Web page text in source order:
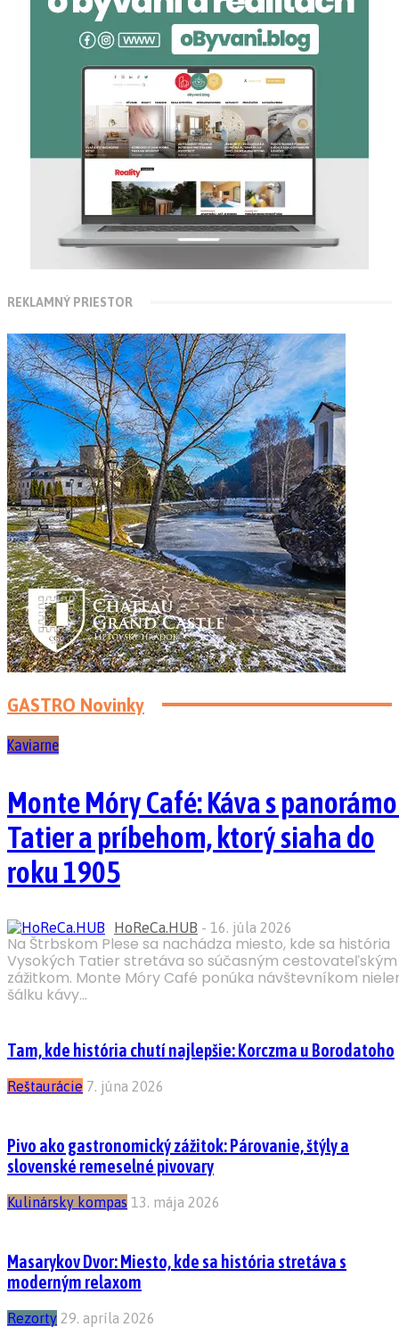
REKLAMNÝ PRIESTOR
GASTRO Novinky
Kaviarne
Monte Móry Café: Káva s
Tatier a príbehom, ktorý siaha do
roku 1905
HoReCa.HUB - 16. júla 2026
Na Štrbskom Plese sa nachádza miesto, kde sa história
Vysokých Tatier stretáva so súčasným cestovateľským
zážitkom. Monte Móry Café ponúka návštevníkom
šálku kávy...
Tam, kde história chutí najlepšie: Korczma u Borodatoho
Reštaurácie 7. júna 2026
Pivo ako gastronomický zážitok: Párovanie, štýly a
slovenské remeselné pivovary
Kulinársky kompas 13. mája 2026
Masarykov Dvor: Miesto, kde sa história stretáva s
moderným relaxom
Rezorty 29. apríla 2026